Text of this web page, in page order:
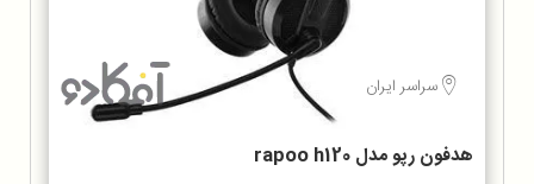
سراسر ایران
هدفون رپو مدل rapoo h120